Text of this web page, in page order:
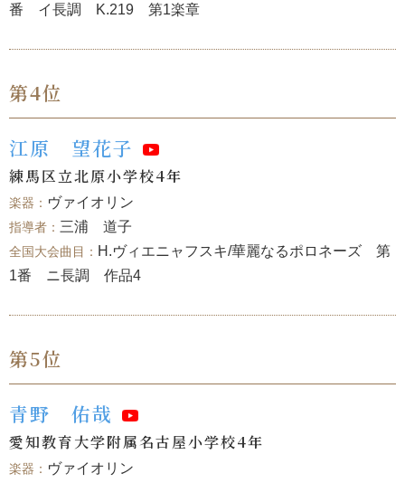
番 イ長調 K.219 第1楽章
第4位
江原 望花子
練馬区立北原小学校4年
ヴァイオリン
三浦 道子
H.ヴィエニャフスキ/華麗なるポロネーズ 第
1番 ニ長調 作品4
第5位
青野 佑哉
愛知教育大学附属名古屋小学校4年
ヴァイオリン